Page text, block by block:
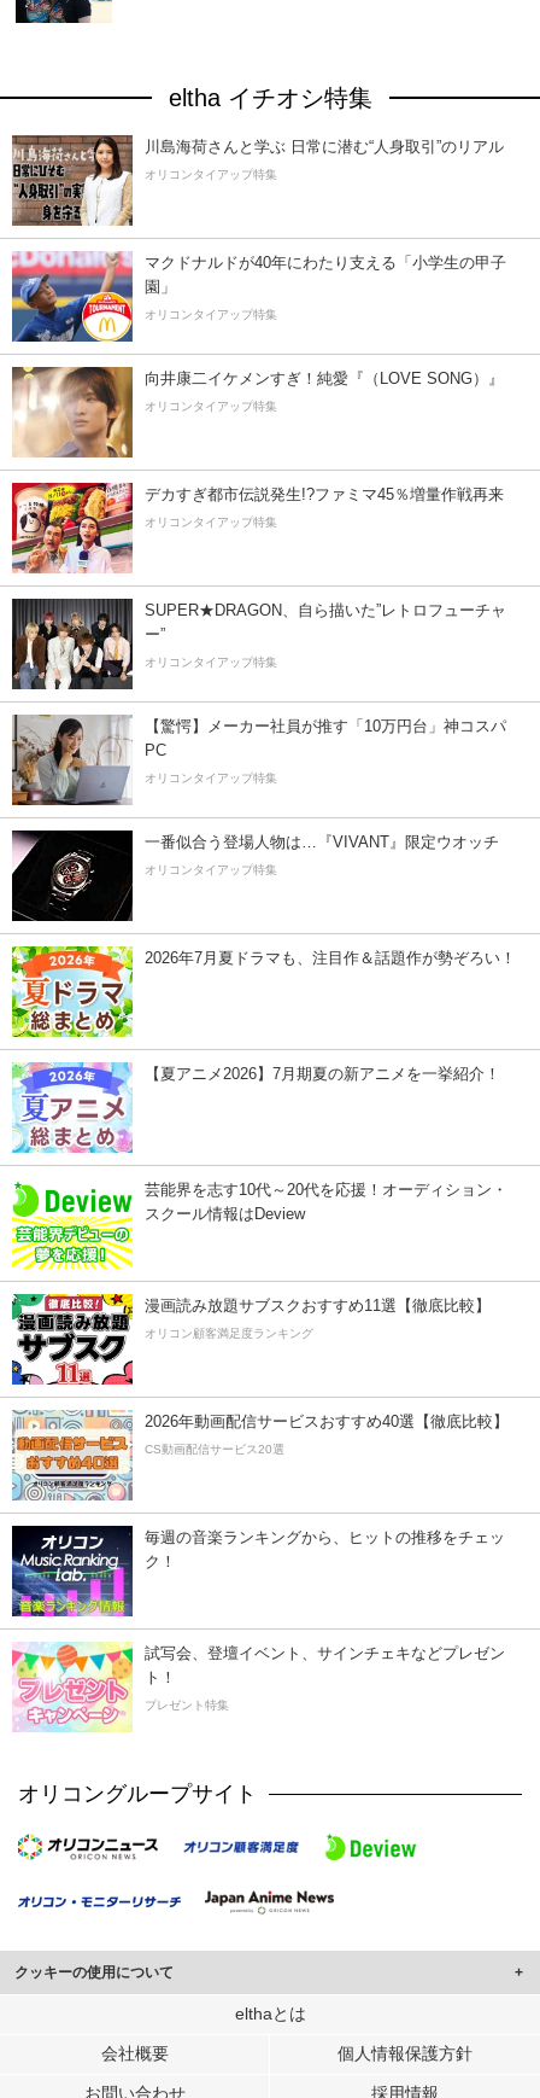
eltha イチオシ特集
川島海荷さんと学ぶ 日常に潜む“人身取引”のリアル
オリコンタイアップ特集
マクドナルドが40年にわたり支える「小学生の甲子
園」
オリコンタイアップ特集
向井康二イケメンすぎ！純愛『（LOVE SONG）』
オリコンタイアップ特集
デカすぎ都市伝説発生!?ファミマ45％増量作戦再来
オリコンタイアップ特集
SUPER★DRAGON、自ら描いた”レトロフューチャ
ー”
オリコンタイアップ特集
【驚愕】メーカー社員が推す「10万円台」神コスパ
PC
オリコンタイアップ特集
一番似合う登場人物は…『VIVANT』限定ウオッチ
オリコンタイアップ特集
2026年7月夏ドラマも、注目作＆話題作が勢ぞろい！
【夏アニメ2026】7月期夏の新アニメを一挙紹介！
芸能界を志す10代～20代を応援！オーディション・
スクール情報はDeview
漫画読み放題サブスクおすすめ11選【徹底比較】
オリコン顧客満足度ランキング
2026年動画配信サービスおすすめ40選【徹底比較】
CS動画配信サービス20選
毎週の音楽ランキングから、ヒットの推移をチェッ
ク！
試写会、登壇イベント、サインチェキなどプレゼン
ト！
プレゼント特集
オリコングループサイト
クッキーの使用について
このサイトでは Cookie を使用して、ユーザーに合わせたコンテンツや広告の
行っています。
メディアや広告配信、データ解析の各パートナーに提供しています。
elthaとは
会社概要 個人情報保護方針
お問い合わせ 採用情報